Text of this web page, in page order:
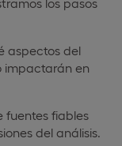
aspectos del
impactarán en
fuentes fiables
del análisis.